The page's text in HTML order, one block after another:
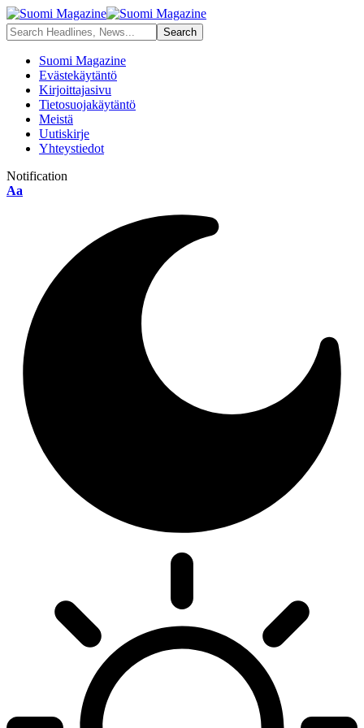
Suomi Magazine
Evästekäytäntö
Kirjoittajasivu
Tietosuojakäytäntö
Meistä
Uutiskirje
Yhteystiedot
Notification
Aa